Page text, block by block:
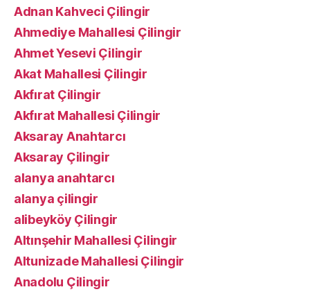
Adnan Kahveci Çilingir
Ahmediye Mahallesi Çilingir
Ahmet Yesevi Çilingir
Akat Mahallesi Çilingir
Akfırat Çilingir
Akfırat Mahallesi Çilingir
Aksaray Anahtarcı
Aksaray Çilingir
alanya anahtarcı
alanya çilingir
alibeyköy Çilingir
Altınşehir Mahallesi Çilingir
Altunizade Mahallesi Çilingir
Anadolu Çilingir